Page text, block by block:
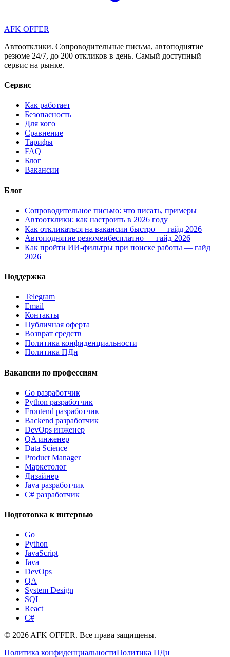
AFK OFFER
Автоотклики. Сопроводительные письма, автоподнятие
резюме 24/7, до 200 откликов в день. Самый доступный
сервис на рынке.
Сервис
Как работает
Безопасность
Для кого
Сравнение
Тарифы
FAQ
Блог
Вакансии
Блог
Сопроводительное письмо: что писать, примеры
Автоотклики: как настроить в 2026 году
Как откликаться на вакансии быстро — гайд 2026
Автоподнятие резюмеибесплатно — гайд 2026
Как пройти ИИ-фильтры при поиске работы — гайд
2026
Поддержка
Telegram
Email
Контакты
Публичная оферта
Возврат средств
Политика конфиденциальности
Политика ПДн
Вакансии по профессиям
Go разработчик
Python разработчик
Frontend разработчик
Backend разработчик
DevOps инженер
QA инженер
Data Science
Product Manager
Маркетолог
Дизайнер
Java разработчик
C# разработчик
Подготовка к интервью
Go
Python
JavaScript
Java
DevOps
QA
System Design
SQL
React
C#
© 2026AFK OFFER. Все права защищены.
Политика конфиденциальностиПолитика ПДн